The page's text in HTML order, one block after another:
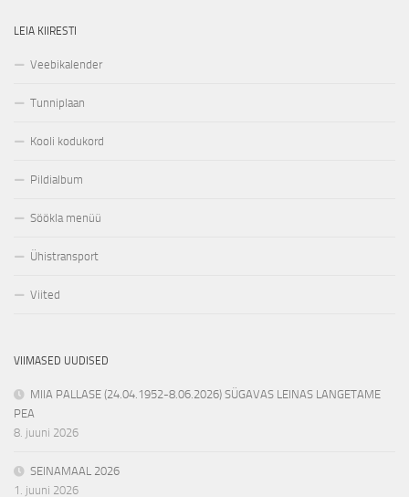
LEIA KIIRESTI
Veebikalender
Tunniplaan
Kooli kodukord
Pildialbum
Söökla menüü
Ühistransport
Viited
VIIMASED UUDISED
MIIA PALLASE (24.04.1952-8.06.2026) SÜGAVAS LEINAS LANGETAME
PEA
8. juuni 2026
SEINAMAAL 2026
1. juuni 2026